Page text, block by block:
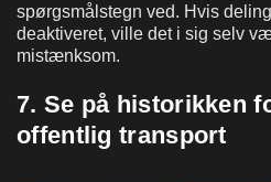
spørgsmålstegn ved. Hvis
deaktiveret, ville det i sig selv
mistænksom.
7. Se på historikken
offentlig transport